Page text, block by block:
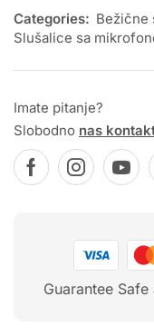
Categories: Bežične
Slušalice sa
Imate pitanje?
Slobodno nas
Guarantee